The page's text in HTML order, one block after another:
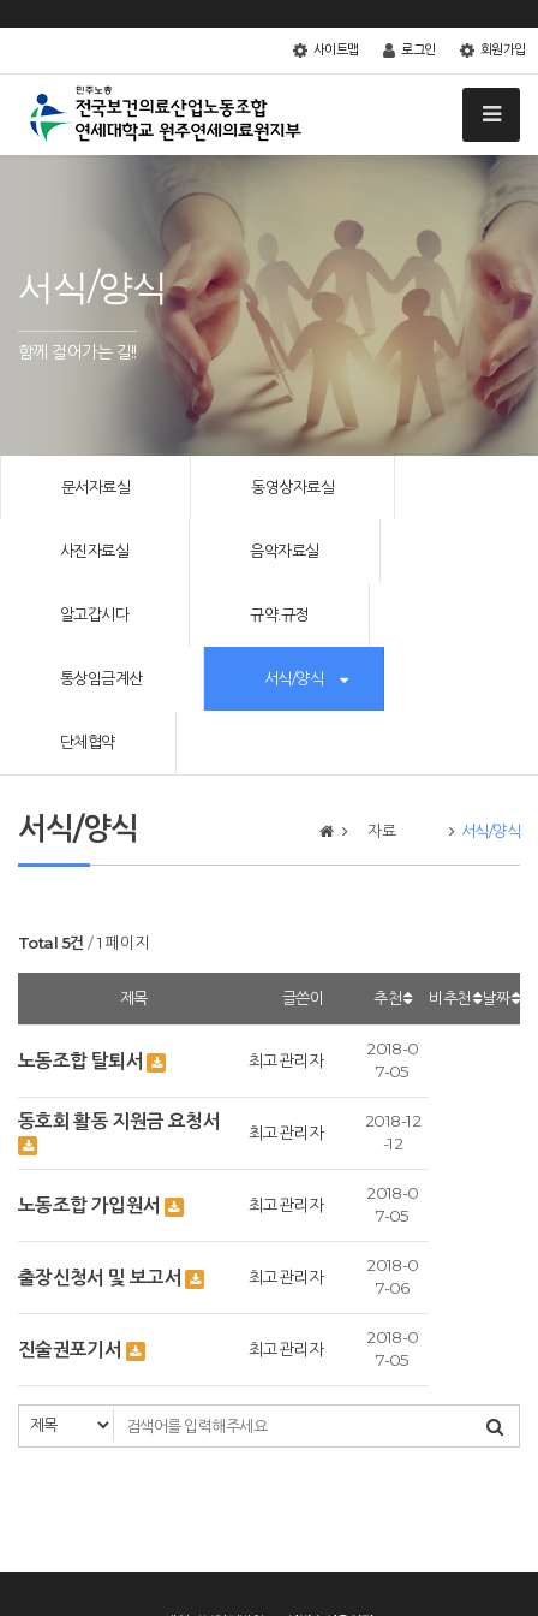
사이트맵 로그인 회원가입
서식/양식
함께 걸어가는 길!!
문서자료실 동영상자료실
사진자료실 음악자료실
알고갑시다 규약.규정
통상임금계산 서식/양식
단체협약
서식/양식 자료 서식/양식
Total 5건 1 페이지
제목 글쓴이 추천 비추천 날짜
노동조합 탈퇴서 최고관리자
2018-0
7-05
동호회 활동 지원금 요청서 최고관리자
2018-12
-12
노동조합 가입원서 최고관리자
2018-0
7-05
출장신청서 및 보고서 최고관리자
2018-0
7-06
진술권포기서 최고관리자
2018-0
7-05